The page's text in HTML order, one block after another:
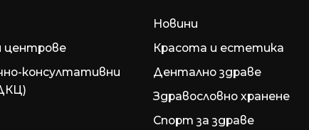
центрове
консултативни
Новини
Красота и естетика
Дентално здраве
Здравословно хранене
Спорт за здраве